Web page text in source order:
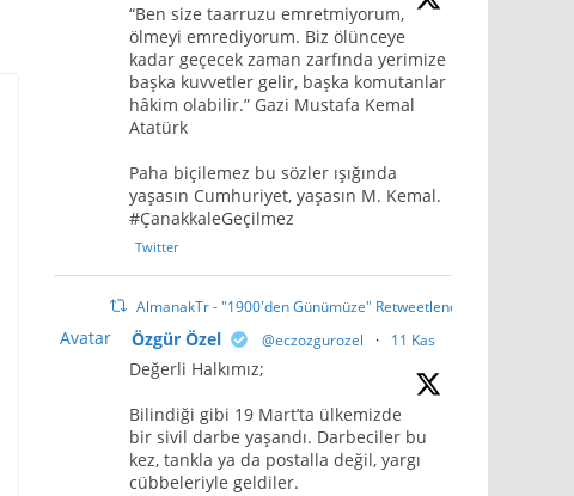
“Ben size taarruzu emretmiyorum,
ölmeyi emrediyorum. Biz ölünceye
kadar geçecek zaman zarfında yerimize
başka kuvvetler gelir, başka komutanlar
hâkim olabilir.” Gazi Mustafa Kemal
Atatürk
Paha biçilemez bu sözler ışığında
yaşasın Cumhuriyet, yaşasın M. Kemal.
#ÇanakkaleGeçilmez
Twitter
AlmanakTr - "1900'den Günümüze" Retweetlendi
Avatar Özgür Özel @eczozgurozel · 11 Kas
Değerli Halkımız;
Bilindiği gibi 19 Mart’ta ülkemizde
bir sivil darbe yaşandı. Darbeciler bu
kez, tankla ya da postalla değil, yargı
cübbeleriyle geldiler.